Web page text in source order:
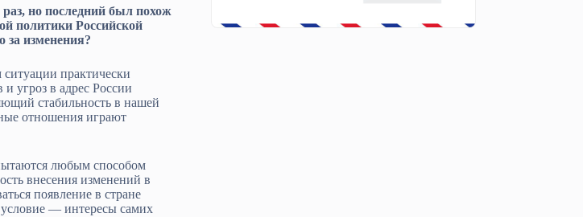
но последний был похож
политики Российской
за изменения?
практически
угроз в адрес России
стабильность в нашей
отношения играют
любым способом
внесения изменений в
появление в стране
— интересы самих